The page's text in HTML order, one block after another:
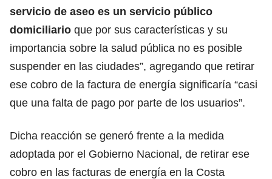
servicio de aseo es un servicio público
domiciliario que por sus características y su
importancia sobre la salud pública no es posible
suspender en las ciudades”, agregando que retirar
ese cobro de la factura de energía significaría “casi
que una falta de pago por parte de los usuarios”.
Dicha reacción se generó frente a la medida
adoptada por el Gobierno Nacional, de retirar ese
cobro en las facturas de energía en la Costa